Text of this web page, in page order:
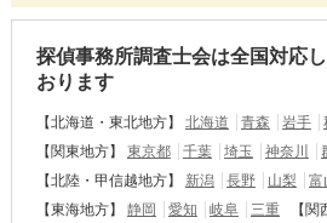
探偵事務所調査士会は全国対応
おります
【北海道・東北地方】 北海道 青森 岩手
【関東地方】
東京都 千葉 埼玉 神奈川
【北陸・甲信越地方】
新潟 長野 山梨 富
【東海地方】
静岡 愛知 岐阜 三重 【関